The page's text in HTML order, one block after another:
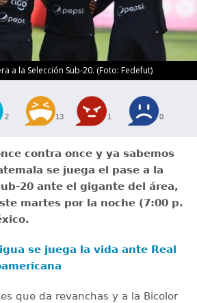
a la Selección Sub-20. (Foto: Fedefut)
2 13 1 0
contra once y ya sabemos
se juega el pase a la
20 ante el gigante del área,
martes por la noche (7:00 p.
se juega la vida ante Real
que da revanchas y a la Bicolor